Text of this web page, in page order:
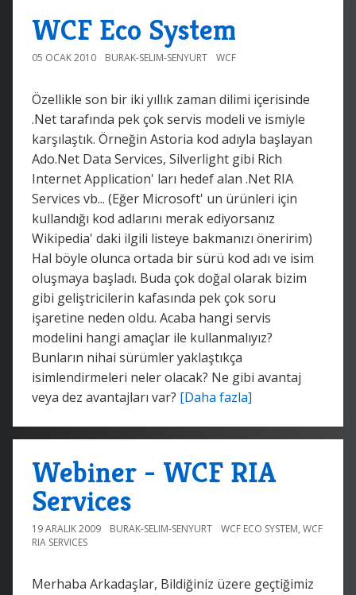
WCF Eco System
05 OCAK 2010 BURAK-SELIM-SENYURT WCF
Özellikle son bir iki yıllık zaman dilimi içerisinde
.Net tarafında pek çok servis modeli ve ismiyle
karşılaştık. Örneğin Astoria kod adıyla başlayan
Ado.Net Data Services, Silverlight gibi Rich
Internet Application' ları hedef alan .Net RIA
Services vb... (Eğer Microsoft' un ürünleri için
kullandığı kod adlarını merak ediyorsanız
Wikipedia' daki ilgili listeye bakmanızı öneririm)
Hal böyle olunca ortada bir sürü kod adı ve isim
oluşmaya başladı. Buda çok doğal olarak bizim
gibi geliştricilerin kafasında pek çok soru
işaretine neden oldu. Acaba hangi servis
modelini hangi amaçlar ile kullanmalıyız?
Bunların nihai sürümler yaklaştıkça
isimlendirmeleri neler olacak? Ne gibi avantaj
veya dez avantajları var? [Daha fazla]
Webiner - WCF RIA
Services
19 ARALIK 2009 BURAK-SELIM-SENYURT WCF ECO SYSTEM, WCF
RIA SERVICES
Merhaba Arkadaşlar, Bildiğiniz üzere geçtiğimiz